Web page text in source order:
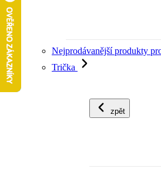
Nejprodávanější produkty
Trička
zpět